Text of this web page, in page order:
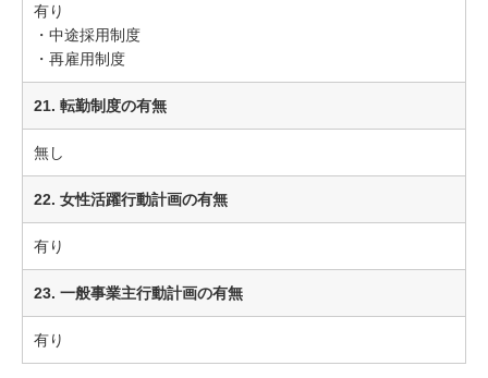
有り
・中途採用制度
・再雇用制度
21. 転勤制度の有無
無し
22. 女性活躍行動計画の有無
有り
23. 一般事業主行動計画の有無
有り